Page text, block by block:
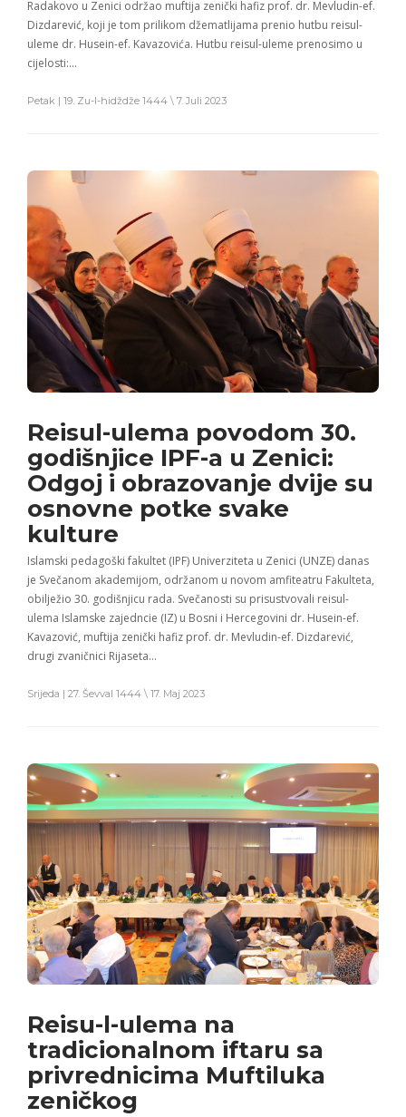
Radakovo u Zenici održao muftija zenički hafiz prof. dr. Mevludin-ef.
Dizdarević, koji je tom prilikom džematlijama prenio hutbu reisul-
uleme dr. Husein-ef. Kavazovića. Hutbu reisul-uleme prenosimo u
cijelosti:…
Petak | 19. Zu-l-hidždže 1444 \ 7. Juli 2023
Reisul-ulema povodom 30.
godišnjice IPF-a u Zenici:
Odgoj i obrazovanje dvije su
osnovne potke svake
kulture
Islamski pedagoški fakultet (IPF) Univerziteta u Zenici (UNZE) danas
je Svečanom akademijom, održanom u novom amfiteatru Fakulteta,
obilježio 30. godišnjicu rada. Svečanosti su prisustvovali reisul-
ulema Islamske zajedncie (IZ) u Bosni i Hercegovini dr. Husein-ef.
Kavazović, muftija zenički hafiz prof. dr. Mevludin-ef. Dizdarević,
drugi zvaničnici Rijaseta…
Srijeda | 27. Ševval 1444 \ 17. Maj 2023
Reisu-l-ulema na
tradicionalnom iftaru sa
privrednicima Muftiluka
zeničkog